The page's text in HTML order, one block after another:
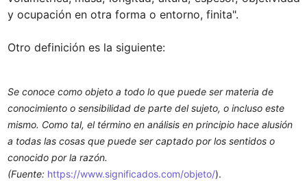
y ocupación en otra forma o entorno, finita".
Otro definición es la siguiente:
Se conoce como objeto a todo lo que puede ser materia de
conocimiento o sensibilidad de parte del sujeto, o incluso este
mismo. Como tal, el término en análisis en principio hace alusión
a todas las cosas que puede ser captado por los sentidos o
conocido por la razón.
(Fuente: https://www.significados.com/objeto/).